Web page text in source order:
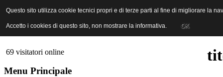
ANICA | Associazione Nazionale Industrie Cinematografiche
69 visitatori online
Menu Principale
Questo sito utilizza cookie tecnici propri e di terze parti al fine di migliorare la
Accetto i cookies di questo sito, non mostrare la informativa. OK
Questo sito utilizza cookie tecnici propri e di terze parti al fine di migliorare la
Accetto i cookies di questo sito, non mostrare la informativa. OK